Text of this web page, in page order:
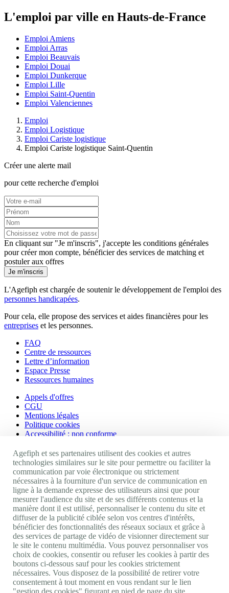
L'emploi par ville en Hauts-de-France
Emploi Amiens
Emploi Arras
Emploi Beauvais
Emploi Douai
Emploi Dunkerque
Emploi Lille
Emploi Saint-Quentin
Emploi Valenciennes
Emploi
Emploi Logistique
Emploi Cariste logistique
Emploi Cariste logistique Saint-Quentin
Créer une alerte mail
pour cette recherche d'emploi
En cliquant sur "Je m'inscris", j'accepte les conditions générales
pour créer mon compte, bénéficier des services de matching et
postuler aux offres
Je m'inscris
L'Agefiph est chargée de soutenir le développement de l'emploi des
personnes handicapées.
Pour cela, elle propose des services et aides financières pour les
entreprises et les personnes.
FAQ
Centre de ressources
Lettre d’information
Espace Presse
Ressources humaines
Appels d'offres
CGU
Mentions légales
Politique cookies
Accessibilité : non conforme
Nos autres sites
Site portail Agefiph
Activateur de progrès
Handinnov
Innovation et recherche
Université du RRH
Service AppuiPro
Nous suivre
Youtube
Linkedin
Facebook
Agefiph et ses partenaires utilisent des cookies et autres
technologies similaires sur le site pour permettre ou faciliter la
communication par voie électronique ou strictement
nécessaires à la fourniture d'un service de communication en
ligne à la demande expresse des utilisateurs ainsi que pour
mesurer l'audience du site et de ses différents contenus et la
manière dont il est utilisé, personnaliser le contenu du site et
diffuser de la publicité ciblée selon vos centres d'intérêts,
bénéficier des fonctionnalités des réseaux sociaux et grâce à
des services de partage de vidéo de visionner directement sur
le site le contenu multimédia. Vous pouvez personnaliser vos
choix de cookies, consentir ou refuser les cookies à partir des
boutons ci-dessous sauf pour les cookies strictement
nécessaires. Vous disposez de la possibilité de retirer votre
consentement à tout moment en vous rendant sur le lien
"gestion des cookies" figurant en pied de page du site.